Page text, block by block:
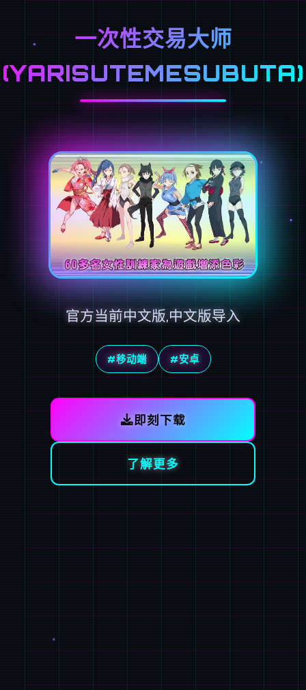
一次性交易大师
(YARISUTEMESUBUTA)
官方当前中文版,中文版导入
#移动端 #安卓
即刻下载
了解更多